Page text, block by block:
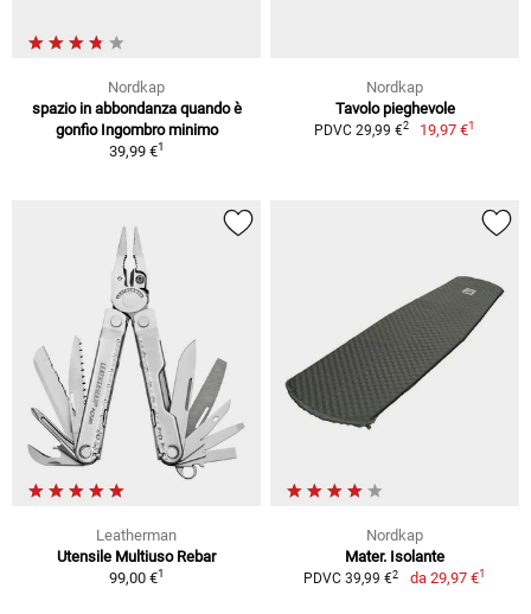
Nordkap
spazio in abbondanza quando è
gonfio Ingombro minimo
39,99 €1
Nordkap
Tavolo pieghevole
PDVC 29,99 €2 19,97 €1
Leatherman
Utensile Multiuso Rebar
99,00 €1
Nordkap
Mater. Isolante
PDVC 39,99 €2 da 29,97 €1